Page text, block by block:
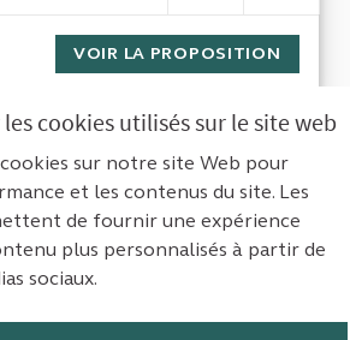
cookies utilisés sur le site web
sur notre site Web pour
et les contenus du site. Les
de fournir une expérience
plus personnalisés à partir de
sociaux.
VOIR LA PROPOSITION
Suivant › Dernière »
Voir toutes les propositions retirées
légales